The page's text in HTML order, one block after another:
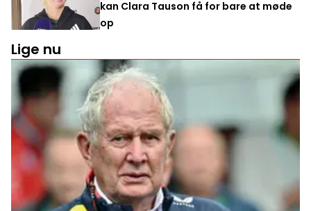
kan Clara Tauson få for bare at møde
op
Lige nu